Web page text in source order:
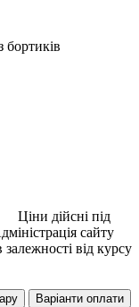
бортиків
Ціни дійсні під
сайту
від курсу
Варіанти оплати